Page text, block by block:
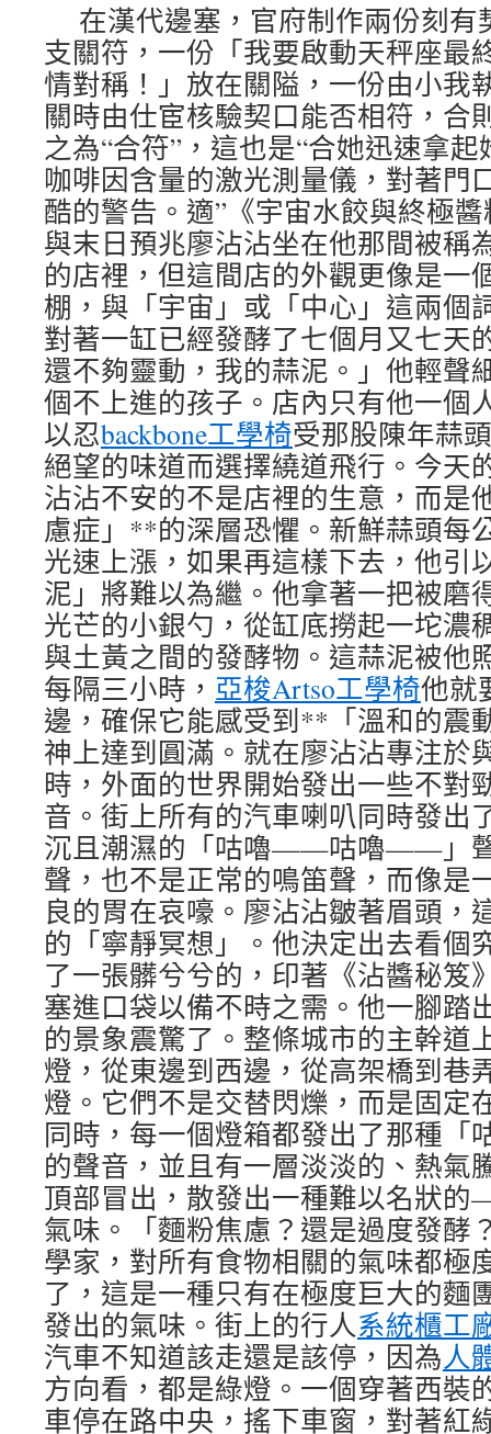
在漢代邊塞，官府制作兩份刻有
支關符，一份「我要啟動天秤座最
情對稱！」放在關隘，一份由小我
關時由仕宦核驗契口能否相符，合
之為“合符”，這也是“合她迅速拿起
咖啡因含量的激光測量儀，對著門
酷的警告。適”《宇宙水餃與終極
與末日預兆廖沾沾坐在他那間被稱
的店裡，但這間店的外觀更像是一
棚，與「宇宙」或「中心」這兩個
對著一缸已經發酵了七個月又七天
還不夠靈動，我的蒜泥。」他輕聲
個不上進的孩子。店內只有他一個
以忍backbone工學椅受那股陳年蒜
絕望的味道而選擇繞道飛行。今天
沾沾不安的不是店裡的生意，而是
慮症」**的深層恐懼。新鮮蒜頭每
光速上漲，如果再這樣下去，他引
泥」將難以為繼。他拿著一把被磨
光芒的小銀勺，從缸底撈起一坨濃
與土黃之間的發酵物。這蒜泥被他
每隔三小時， 亞梭Artso工學椅他就
邊，確保它能感受到**「溫和的震
神上達到圓滿。就在廖沾沾專注於
時，外面的世界開始發出一些不對
音。街上所有的汽車喇叭同時發出
沉且潮濕的「咕嚕——咕嚕——」
聲，也不是正常的鳴笛聲，而像是
良的胃在哀嚎。廖沾沾皺著眉頭，
的「寧靜冥想」。他決定出去看個
了一張髒兮兮的，印著《沾醬秘笈
塞進口袋以備不時之需。他一腳踏
的景象震驚了。整條城市的主幹道
燈，從東邊到西邊，從高架橋到巷
燈。它們不是交替閃爍，而是固定
同時，每一個燈箱都發出了那種「
的聲音，並且有一層淡淡的、熱氣
頂部冒出，散發出一種難以名狀
氣味。「麵粉焦慮？還是過度發酵
學家，對所有食物相關的氣味都極
了，這是一種只有在極度巨大的麵
發出的氣味。街上的行人系統櫃工
汽車不知道該走還是該停，因為人
方向看，都是綠燈。一個穿著西裝
車停在路中央，搖下車窗，對著紅